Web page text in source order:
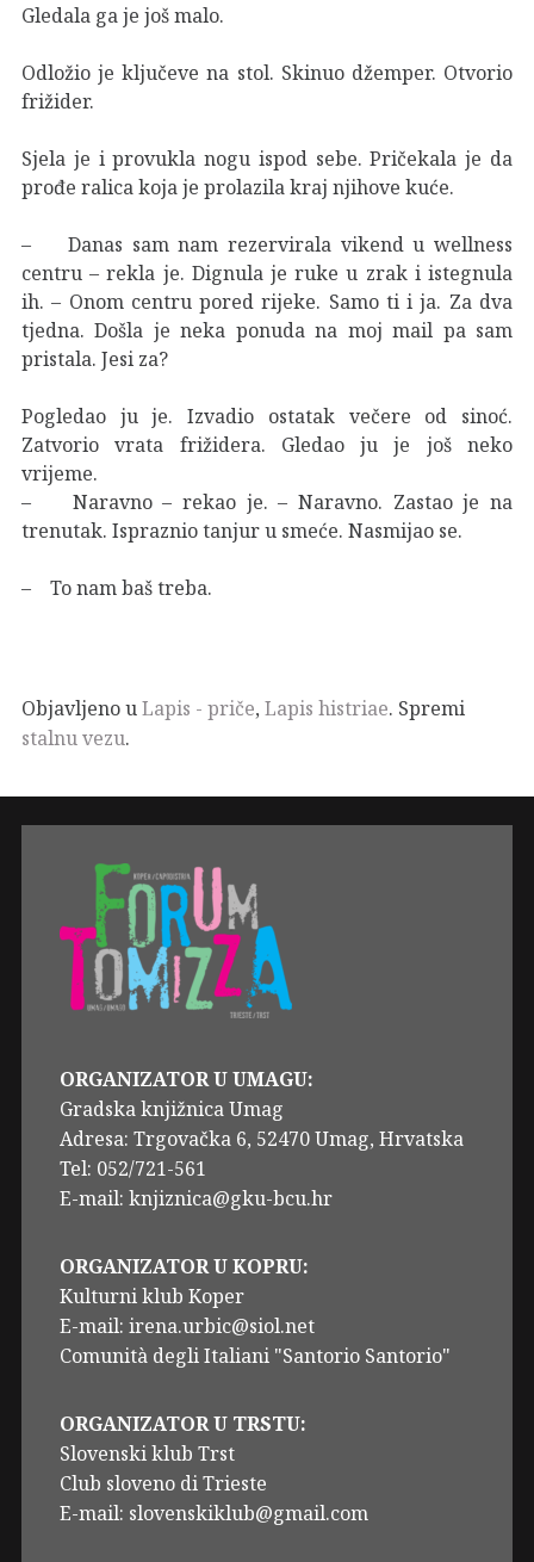
Gledala ga je još malo.
Odložio je ključeve na stol. Skinuo džemper. Otvorio
frižider.
Sjela je i provukla nogu ispod sebe. Pričekala je da
prođe ralica koja je prolazila kraj njihove kuće.
– Danas sam nam rezervirala vikend u wellness
centru – rekla je. Dignula je ruke u zrak i istegnula
ih. – Onom centru pored rijeke. Samo ti i ja. Za dva
tjedna. Došla je neka ponuda na moj mail pa sam
pristala. Jesi za?
Pogledao ju je. Izvadio ostatak večere od sinoć.
Zatvorio vrata frižidera. Gledao ju je još neko
vrijeme.
– Naravno – rekao je. – Naravno. Zastao je na
trenutak. Ispraznio tanjur u smeće. Nasmijao se.
– To nam baš treba.
Objavljeno uLapis - priče, Lapis histriae. Spremi
stalnu vezu.
ORGANIZATOR U UMAGU:
Gradska knjižnica Umag
Adresa: Trgovačka 6, 52470 Umag, Hrvatska
Tel: 052/721-561
E-mail: knjiznica@gku-bcu.hr
ORGANIZATOR U KOPRU:
Kulturni klub Koper
E-mail: irena.urbic@siol.net
Comunità degli Italiani "Santorio Santorio"
ORGANIZATOR U TRSTU:
Slovenski klub Trst
Club sloveno di Trieste
E-mail: slovenskiklub@gmail.com